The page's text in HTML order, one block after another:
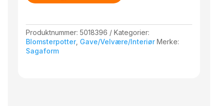
Produktnummer:5018396
Kategorier:
Blomsterpotter, Gave/Velvære/Interiør Merke:
Sagaform